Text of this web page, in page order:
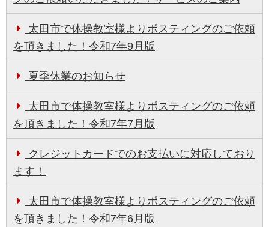
太田市で体操教室様よりポスティングのご依頼
を頂きました！令和7年9月版
夏季休業のお知らせ
太田市で体操教室様よりポスティングのご依頼
を頂きました！令和7年7月版
クレジットカードでのお支払いに対応しており
ます！
太田市で体操教室様よりポスティングのご依頼
を頂きました！令和7年6月版